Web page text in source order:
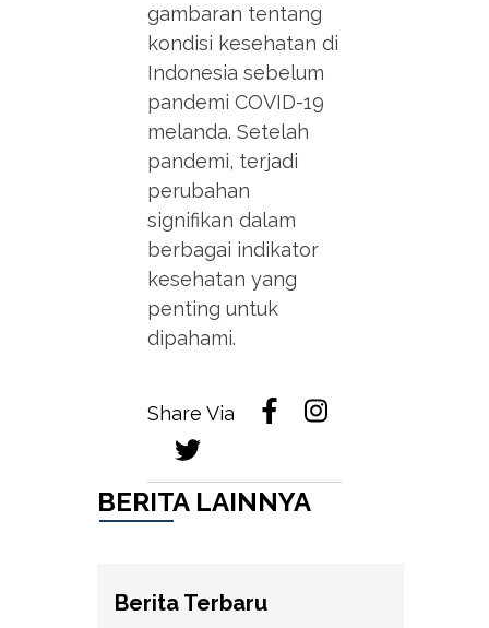
gambaran tentang
kondisi kesehatan di
Indonesia sebelum
pandemi COVID-19
melanda. Setelah
pandemi, terjadi
perubahan
signifikan dalam
berbagai indikator
kesehatan yang
penting untuk
dipahami.
Share Via
BERITA LAINNYA
Berita Terbaru